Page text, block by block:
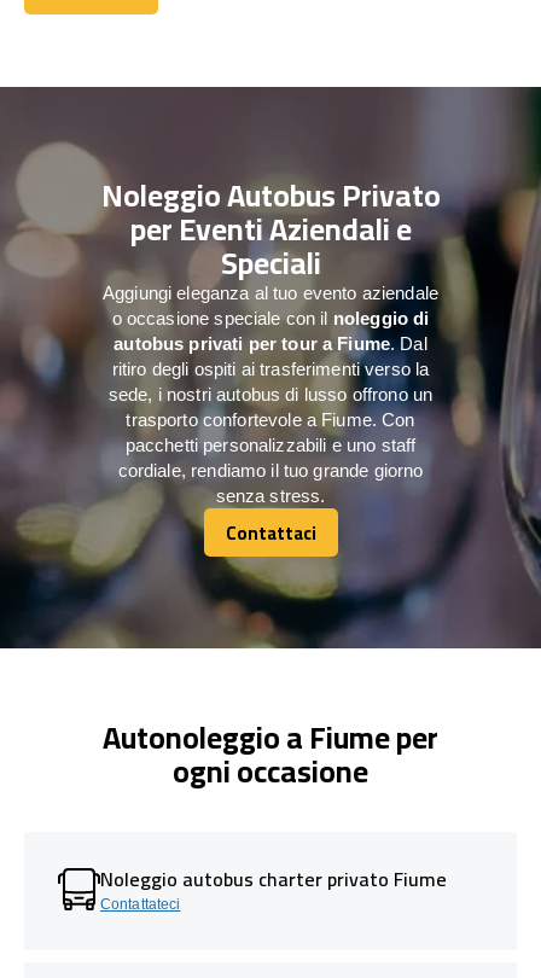
Contattaci
Noleggio Autobus Privato
per Eventi Aziendali e
Speciali
Aggiungi eleganza al tuo evento aziendale
o occasione speciale con il noleggio di
autobus privati per tour a Fiume. Dal
ritiro degli ospiti ai trasferimenti verso la
sede, i nostri autobus di lusso offrono un
trasporto confortevole a Fiume. Con
pacchetti personalizzabili e uno staff
cordiale, rendiamo il tuo grande giorno
senza stress.
Contattaci
Contattaci
Autonoleggio a Fiume per
ogni occasione
Noleggio autobus charter privato Fiume
Contattateci